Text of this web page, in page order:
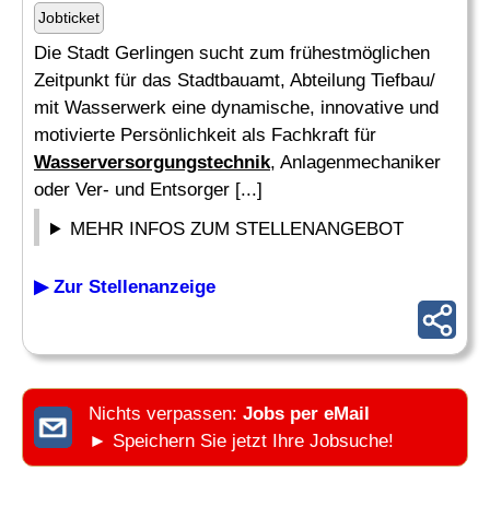
Jobticket
Die Stadt Gerlingen sucht zum frühestmöglichen
Zeitpunkt für das Stadtbauamt, Abteilung Tiefbau/
mit Wasserwerk eine dynamische, innovative und
motivierte Persönlichkeit als Fachkraft für
Wasserversorgungstechnik, Anlagenmechaniker
oder Ver- und Entsorger [...]
MEHR INFOS ZUM STELLENANGEBOT
▶ Zur Stellenanzeige
Nichts verpassen: Jobs per eMail
► Speichern Sie jetzt Ihre Jobsuche!